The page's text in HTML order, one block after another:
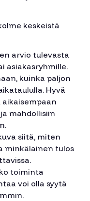
keskeistä
arvio tulevasta
asiakasryhmille.
kuinka paljon
Hyvä
mahdollisiin
siitä, miten
minkälainen tulos
toiminta
voi olla syytä